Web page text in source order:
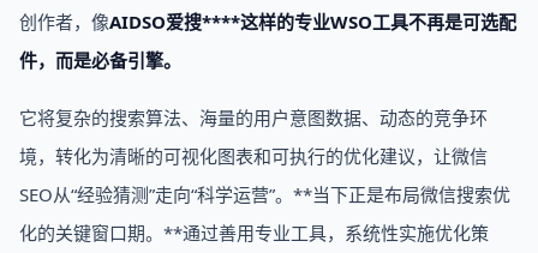
创作者，像AIDSO爱搜****这样的专业WSO工具不再是可选配
件，而是必备引擎。
它将复杂的搜索算法、海量的用户意图数据、动态的竞争环
境，转化为清晰的可视化图表和可执行的优化建议，让微信
SEO从“经验猜测”走向“科学运营”。**当下正是布局微信搜索优
化的关键窗口期。**通过善用专业工具，系统性实施优化策